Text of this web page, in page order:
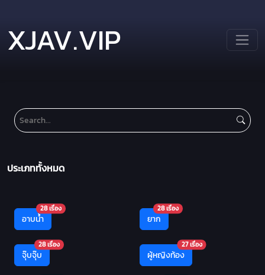
XJAV.VIP
ประเภททั้งหมด
อาบน้ำ
28 เรื่อง
ยาก
28 เรื่อง
จุ๊บจุ๊บ
28 เรื่อง
ผู้หญิงท้อง
27 เรื่อง